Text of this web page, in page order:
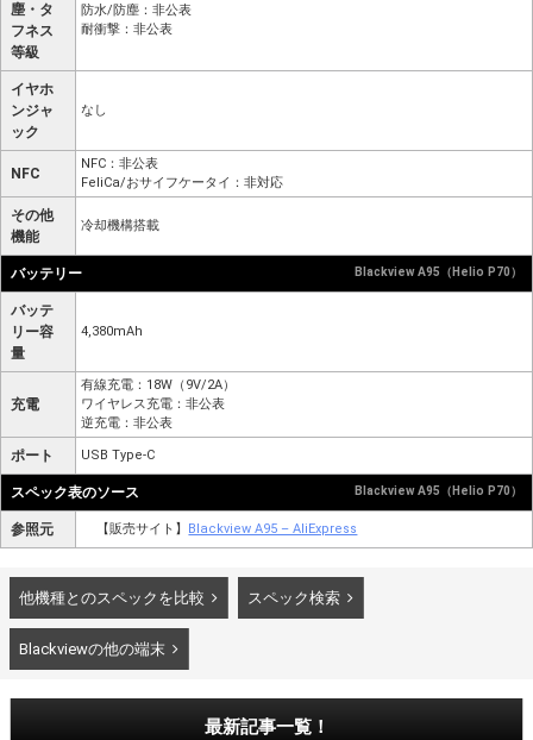
塵・タ
フネス
等級
防水/防塵：非公表
耐衝撃：非公表
イヤホ
ンジャ
ック
なし
NFC
NFC：非公表
FeliCa/おサイフケータイ：非対応
その他
機能
冷却機構搭載
バッテリー Blackview A95（Helio P70）
バッテ
リー容
量
4,380mAh
充電
有線充電：18W（9V/2A）
ワイヤレス充電：非公表
逆充電：非公表
ポート USB Type-C
スペック表のソース Blackview A95（Helio P70）
参照元 【販売サイト】 Blackview A95 – AliExpress
他機種とのスペックを比較 スペック検索
Blackviewの他の端末
最新記事一覧！